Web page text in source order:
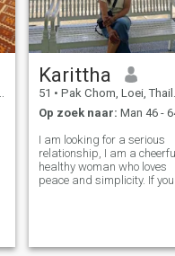
Karittha
51 • Pak Chom, Loei, Thailand
Op zoek naar: Man 46 -
I am looking for a serious
relationship, I am a
healthy woman who loves
peace and simplicity. If you
the same kind of relationsh